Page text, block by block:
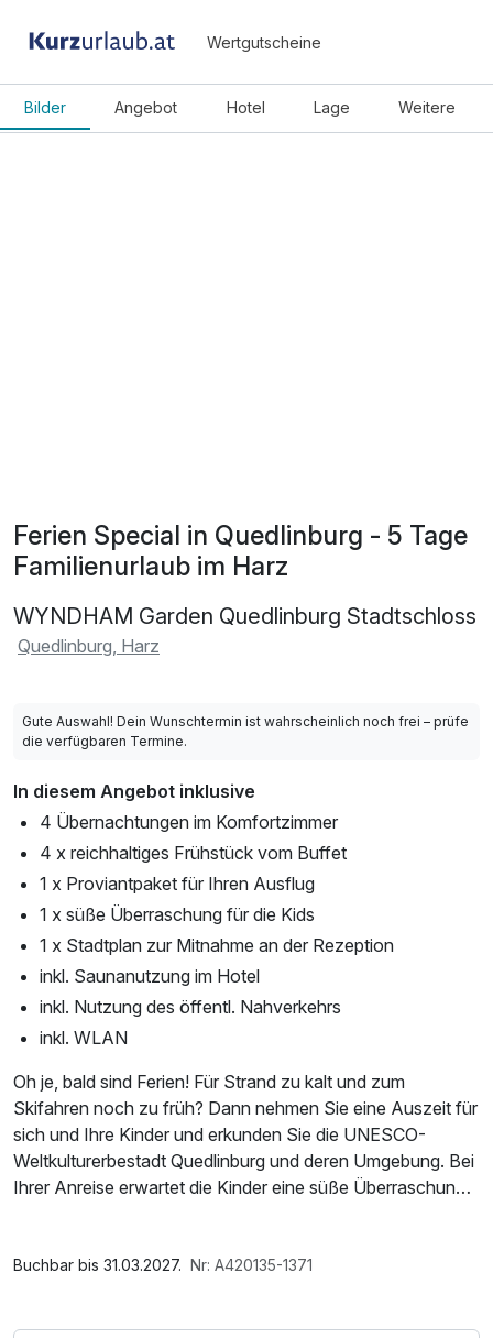
Wertgutscheine
Bilder Angebot Hotel Lage Weitere
Ferien Special in Quedlinburg - 5 Tage
Familienurlaub im Harz
WYNDHAM Garden Quedlinburg Stadtschloss
Quedlinburg, Harz
Gute Auswahl! Dein Wunschtermin ist wahrscheinlich noch frei – prüfe
die verfügbaren Termine.
In diesem Angebot inklusive
4 Übernachtungen im Komfortzimmer
4 x reichhaltiges Frühstück vom Buffet
1 x Proviantpaket für Ihren Ausflug
1 x süße Überraschung für die Kids
1 x Stadtplan zur Mitnahme an der Rezeption
inkl. Saunanutzung im Hotel
inkl. Nutzung des öffentl. Nahverkehrs
inkl. WLAN
Oh je, bald sind Ferien! Für Strand zu kalt und zum
Skifahren noch zu früh? Dann nehmen Sie eine Auszeit für
sich und Ihre Kinder und erkunden Sie die UNESCO-
Weltkulturerbestadt Quedlinburg und deren Umgebung. Bei
Ihrer Anreise erwartet die Kinder eine süße Überraschung
Unser Wyndham Garden Quedlinburg steht Ihnen für
1 Flasche Mineralwasser, Saunabenutzung, Saunatuch,
Buchbar bis 31.03.2027. Nr: A420135-1371